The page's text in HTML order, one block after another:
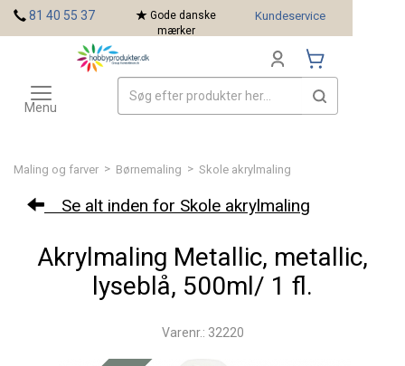
Maling og farver > Børnemaling > Skole akrylmaling
Se alt inden for Skole akrylmaling
Akrylmaling Metallic, metallic,
lyseblå, 500ml/ 1 fl.
Varenr.: 32220
81 40 55 37
Gode danske
mærker
Kundeservice
Toggle
navigation
Menu
Mærker